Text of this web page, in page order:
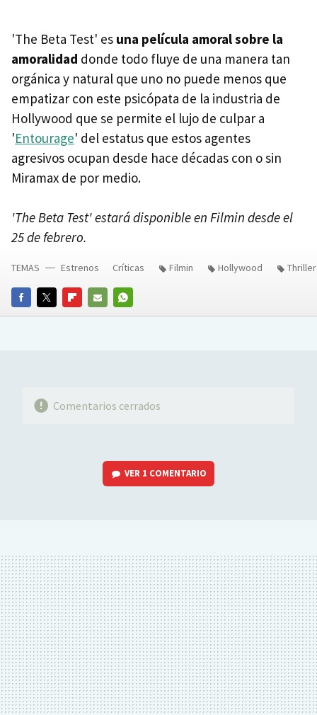
'The Beta Test' es una película amoral sobre la
amoralidad donde todo fluye de una manera tan
orgánica y natural que uno no puede menos que
empatizar con este psicópata de la industria de
Hollywood que se permite el lujo de culpar a
'Entourage' del estatus que estos agentes
agresivos ocupan desde hace décadas con o sin
Miramax de por medio.
'The Beta Test' estará disponible en Filmin desde el
25 de febrero.
FACEBOOKTWITTERFLIPBOARD
E-
WHATSAPP
TEMAS Estrenos Críticas Filmin Hollywood Thriller
Comentarios cerrados
VER 1 COMENTARIO